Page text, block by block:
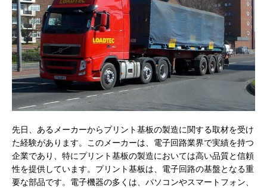
先日、あるメーカーからプリント基板の製造に関する取材を受け
た経験があります。 このメーカーは、電子回路業界で実績を持つ
企業であり、特にプリント基板の製造においては高い品質と信頼
性を提供しています。プリント基板は、電子回路の基盤となる重
要な部品です。電子機器の多くは、パソコンやスマートフォン、